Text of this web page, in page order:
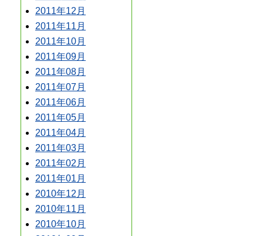
2011年12月
2011年11月
2011年10月
2011年09月
2011年08月
2011年07月
2011年06月
2011年05月
2011年04月
2011年03月
2011年02月
2011年01月
2010年12月
2010年11月
2010年10月